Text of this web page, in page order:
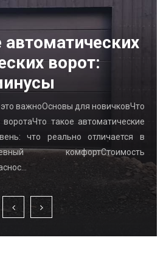
автоматических
ворот:
важноОсновы для новичковЧто
такое автоматические
что реально отличается в
комфортСтоимость